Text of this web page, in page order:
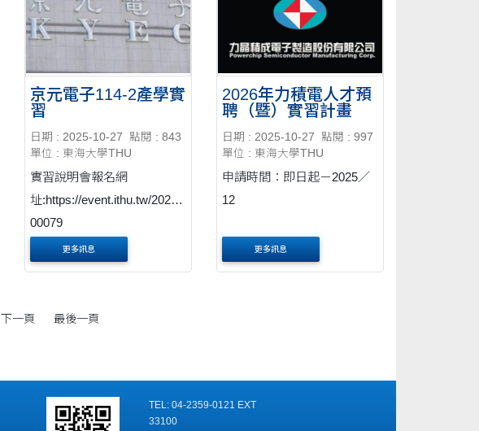
京元電子114-2產學實
習
日期 : 2025-10-27
點閱 : 843
單位 : 東海大學THU
實習說明會報名網
址:https://event.ithu.tw/20251
00079
更多訊息
2026年力積電人才預
聘（暨）實習計畫
日期 : 2025-10-27
點閱 : 997
單位 : 東海大學THU
申請時間：即日起－2025／
12
更多訊息
下一頁 最後一頁
TEL: 04-2359-0121 EXT
33100